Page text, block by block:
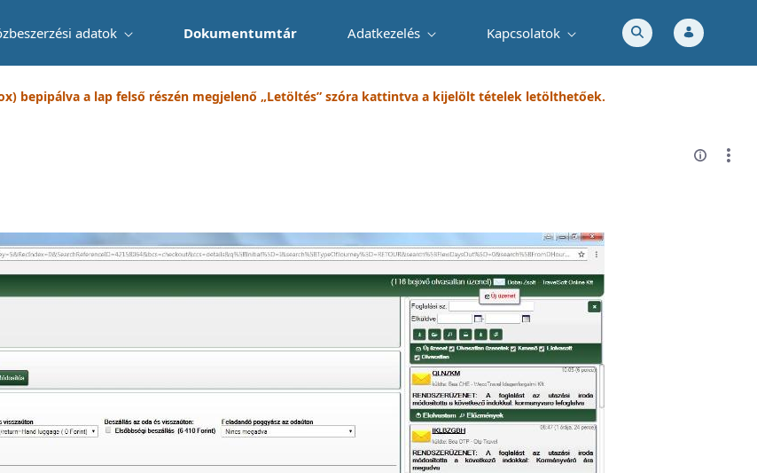
adatok Dokumentumtár Adatkezelés Kapcsolatok
bepipálva a lap felső részén megjelenő „Letöltés” szóra kattintva a kijelölt tételek letölthetőek.